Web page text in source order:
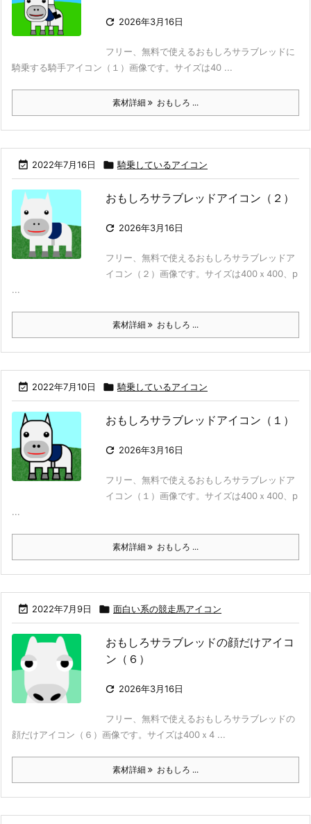
 2026年3月16日
フリー、無料で使えるおもしろサラブレッドに
騎乗する騎手アイコン（１）画像です。サイズは40 ...
素材詳細 おもしろ ...
 2022年7月16日  騎乗しているアイコン
おもしろサラブレッドアイコン（２）
 2026年3月16日
フリー、無料で使えるおもしろサラブレッドア
イコン（２）画像です。サイズは400ｘ400、p
...
素材詳細 おもしろ ...
 2022年7月10日  騎乗しているアイコン
おもしろサラブレッドアイコン（１）
 2026年3月16日
フリー、無料で使えるおもしろサラブレッドア
イコン（１）画像です。サイズは400ｘ400、p
...
素材詳細 おもしろ ...
 2022年7月9日  面白い系の競走馬アイコン
おもしろサラブレッドの顔だけアイコ
ン（６）
 2026年3月16日
フリー、無料で使えるおもしろサラブレッドの
顔だけアイコン（６）画像です。サイズは400ｘ4 ...
素材詳細 おもしろ ...